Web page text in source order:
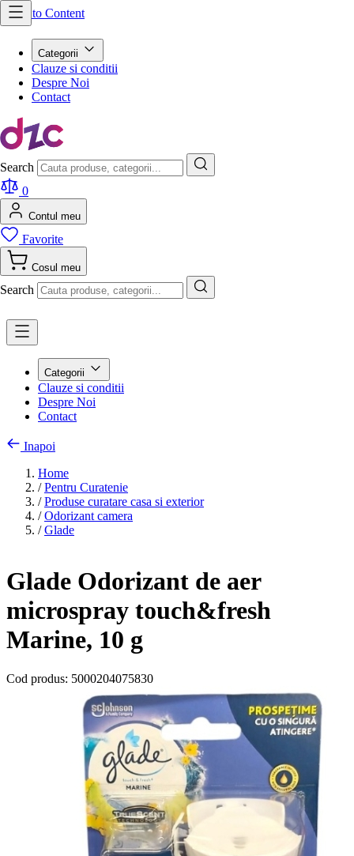
Skip to Content
Categorii
Clauze si conditii
Despre Noi
Contact
Search
0
Contul meu
Favorite
Cosul meu
Search
Categorii
Clauze si conditii
Despre Noi
Contact
Inapoi
Home
/ Pentru Curatenie
/ Produse curatare casa si exterior
/ Odorizant camera
/ Glade
Glade Odorizant de aer
microspray touch&fresh
Marine, 10 g
Cod produs: 5000204075830